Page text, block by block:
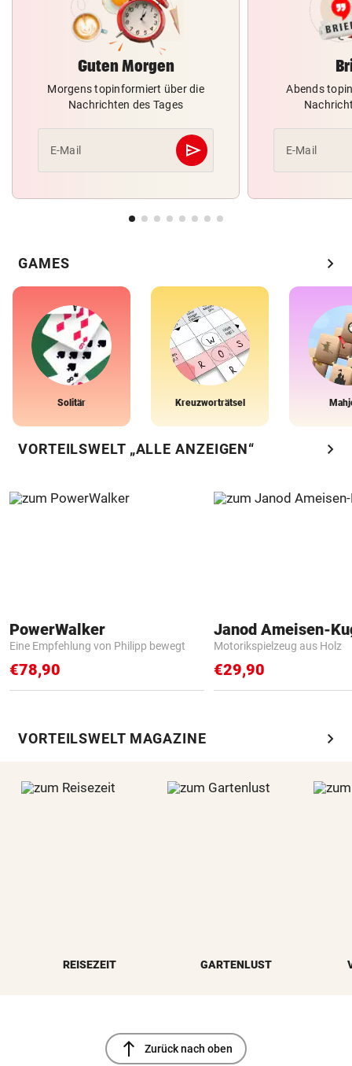
Guten Morgen
Morgens topinformiert über die
Nachrichten des Tages
E-Mail send
Abschicken
Abends
E-Mail
GAMES chevron_right
Solitär Kreuzworträtsel
VORTEILSWELT „ALLE ANZEIGEN“ chevron_right
PowerWalker
Eine Empfehlung von Philipp bewegt
€78,90
Janod Ameisen-
Motorikspielzeug aus Holz
€29,90
VORTEILSWELT MAGAZINE chevron_right
REISEZEIT GARTENLUST
north Zurück nach oben